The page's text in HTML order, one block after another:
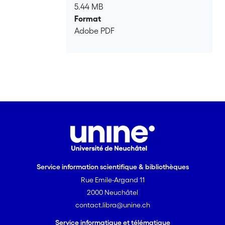
et la seconde, au processus de révision
totale proprement dit. Après une
introduction méthodologique, la
seconde partie de notre travail traite de
la révision de la Constitution du 29 mai
préliminaires, de la phase
préparlementaire et des débats
parlementaires. L’avancement des
travaux d’écriture constitutionnelle est
5.44 MB
Format
Adobe PDF
Service information scientifique & bibliothèques
Rue Emile-Argand 11
2000 Neuchâtel
contact.libra@unine.ch
Service informatique et télématique